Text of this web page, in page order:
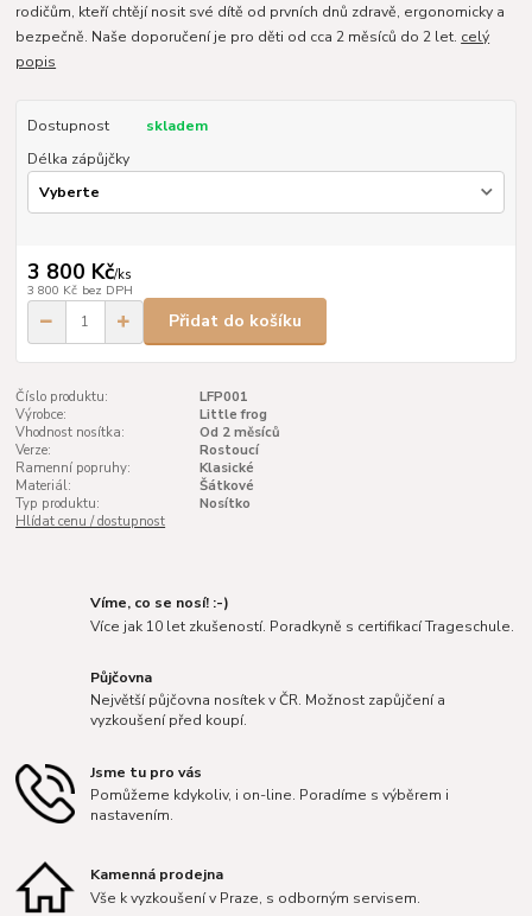
rodičům, kteří chtějí nosit své dítě od prvních dnů zdravě, ergonomicky a
bezpečně. Naše doporučení je pro děti od cca 2 měsíců do 2 let. celý
popis
Dostupnost
skladem
Délka zápůjčky
3 800 Kč/ks
3 800 Kč bez DPH
Přidat do košíku
Číslo produktu:
LFP001
Výrobce:
Little frog
Vhodnost nosítka:
Od 2 měsíců
Verze:
Rostoucí
Ramenní popruhy:
Klasické
Materiál:
Šátkové
Typ produktu:
Nosítko
Hlídat cenu / dostupnost
Víme, co se nosí! :-)
Více jak 10 let zkušeností. Poradkyně s certifikací Trageschule.
Půjčovna
Největší půjčovna nosítek v ČR. Možnost zapůjčení a
vyzkoušení před koupí.
Jsme tu pro vás
Pomůžeme kdykoliv, i on-line. Poradíme s výběrem i
nastavením.
Kamenná prodejna
Vše k vyzkoušení v Praze, s odborným servisem.